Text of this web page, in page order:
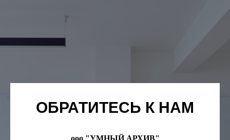
ОБРАТИТЕСЬ К НАМ